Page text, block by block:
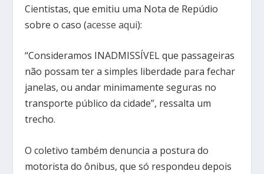
Cientistas, que emitiu uma Nota de Repúdio
sobre o caso (acesse aqui):
“Consideramos INADMISSÍVEL que passageiras
não possam ter a simples liberdade para fechar
janelas, ou andar minimamente seguras no
transporte público da cidade”, ressalta um
trecho.
O coletivo também denuncia a postura do
motorista do ônibus, que só respondeu depois